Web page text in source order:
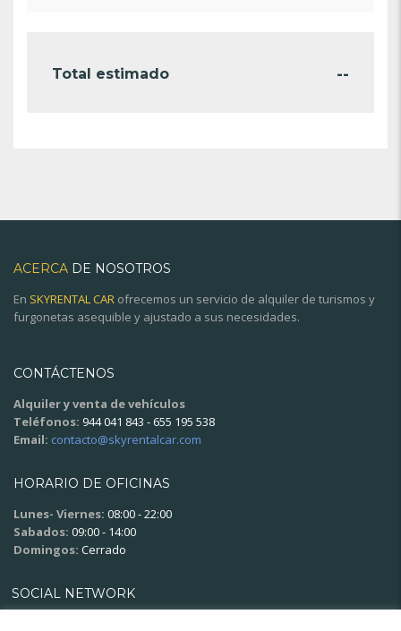
Total estimado --
ACERCA DE NOSOTROS
En SKYRENTAL CAR ofrecemos un servicio de alquiler de turismos y
furgonetas asequible y ajustado a sus necesidades.
CONTÁCTENOS
Alquiler y venta de vehículos
Teléfonos: 944 041 843 - 655 195 538
Email: contacto@skyrentalcar.com
HORARIO DE OFICINAS
Lunes- Viernes: 08:00 - 22:00
Sabados: 09:00 - 14:00
Domingos: Cerrado
SOCIAL NETWORK